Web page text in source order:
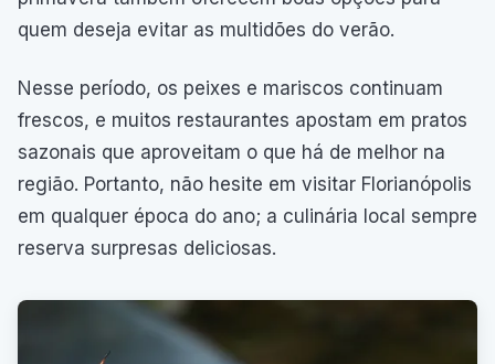
quem deseja evitar as multidões do verão.
Nesse período, os peixes e mariscos continuam
frescos, e muitos restaurantes apostam em pratos
sazonais que aproveitam o que há de melhor na
região. Portanto, não hesite em visitar Florianópolis
em qualquer época do ano; a culinária local sempre
reserva surpresas deliciosas.